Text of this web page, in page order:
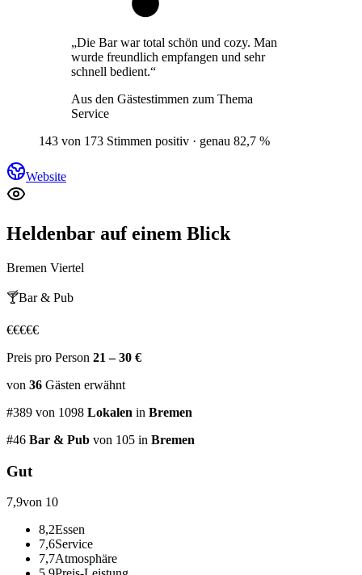
„Die Bar war total schön und cozy. Man
wurde freundlich empfangen und sehr
schnell bedient.“
Aus den Gästestimmen zum Thema
Service
143 von 173 Stimmen positiv · genau 82,7 %
Website
Heldenbar auf einem Blick
Bremen Viertel
🍸Bar & Pub
€€€€€
Preis pro Person 21 – 30 €
von 36 Gästen erwähnt
#389 von 1098 Lokalen in Bremen
#46 Bar & Pub von 105 in Bremen
Gut
7,9von 10
8,2Essen
7,6Service
7,7Atmosphäre